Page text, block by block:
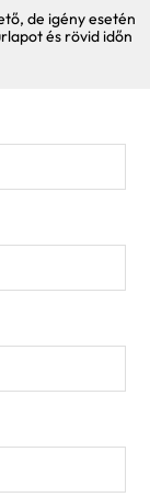
de igény esetén
és rövid időn